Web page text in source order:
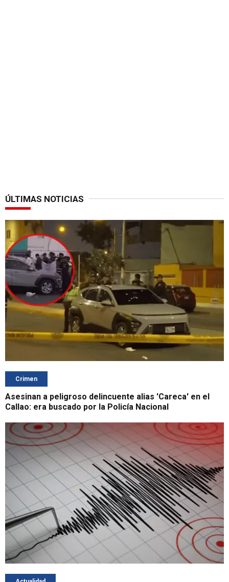
ÚLTIMAS NOTICIAS
Crimen
Asesinan a peligroso delincuente alias 'Careca' en el
Callao: era buscado por la Policía Nacional